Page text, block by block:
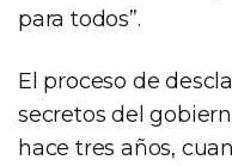
para todos”.
El proceso de
secretos del
hace tres años,